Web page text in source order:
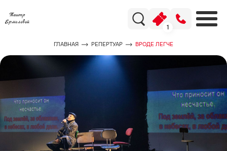
1
ГЛАВНАЯ РЕПЕРТУАР ВРОДЕ ЛЕГЧЕ